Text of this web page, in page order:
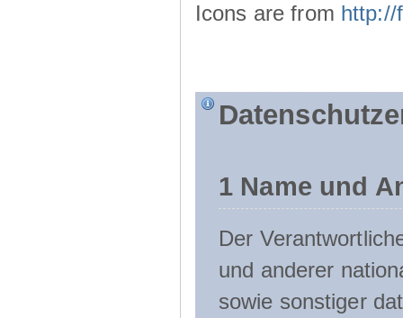
Icons are from http://
1 Name und
Der
und anderer
sowie sonstiger